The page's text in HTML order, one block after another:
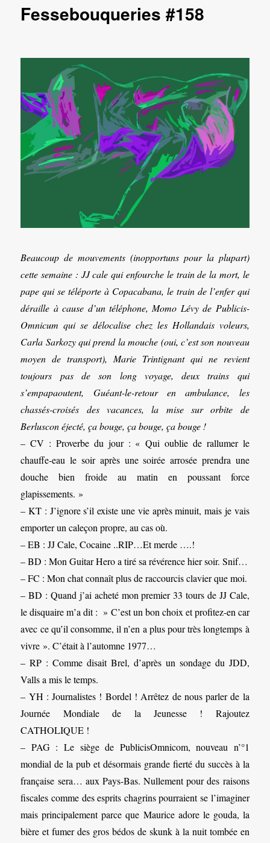
Fessebouqueries #158
Beaucoup de mouvements (inopportuns pour la plupart)
cette semaine : JJ cale qui enfourche le train de la mort, le
pape qui se téléporte à Copacabana, le train de l’enfer qui
déraille à cause d’un téléphone, Momo Lévy de Publicis-
Omnicum qui se délocalise chez les Hollandais voleurs,
Carla Sarkozy qui prend la mouche (oui, c’est son nouveau
moyen de transport), Marie Trintignant qui ne revient
toujours pas de son long voyage, deux trains qui
s’empapaoutent, Guéant-le-retour en ambulance, les
chassés-croisés des vacances, la mise sur orbite de
Berluscon éjecté, ça bouge, ça bouge, ça bouge !
– CV : Proverbe du jour : « Qui oublie de rallumer le
chauffe-eau le soir après une soirée arrosée prendra une
douche bien froide au matin en poussant force
glapissements. »
– KT : J’ignore s’il existe une vie après minuit, mais je vais
emporter un caleçon propre, au cas où.
– EB : JJ Cale, Cocaine ..RIP…Et merde ….!
– BD : Mon Guitar Hero a tiré sa révérence hier soir. Snif…
– FC : Mon chat connaît plus de raccourcis clavier que moi.
– BD : Quand j’ai acheté mon premier 33 tours de JJ Cale,
le disquaire m’a dit : » C’est un bon choix et profitez-en car
avec ce qu’il consomme, il n’en a plus pour très longtemps à
vivre ». C’était à l’automne 1977…
– RP : Comme disait Brel, d’après un sondage du JDD,
Valls a mis le temps.
– YH : Journalistes ! Bordel ! Arrêtez de nous parler de la
Journée Mondiale de la Jeunesse ! Rajoutez
CATHOLIQUE !
– PAG : Le siège de PublicisOmnicom, nouveau n’°1
mondial de la pub et désormais grande fierté du succès à la
française sera… aux Pays-Bas. Nullement pour des raisons
fiscales comme des esprits chagrins pourraient se l’imaginer
mais principalement parce que Maurice adore le gouda, la
bière et fumer des gros bédos de skunk à la nuit tombée en